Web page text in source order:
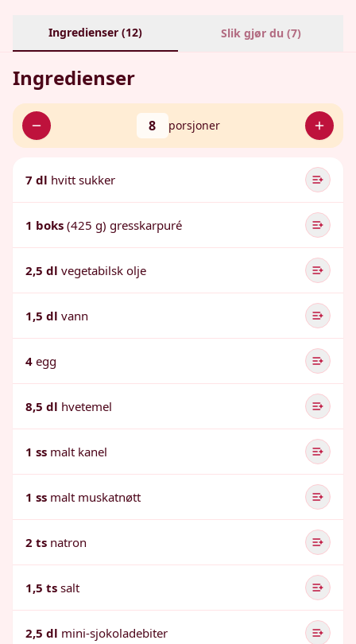
Ingredienser (12) Slik gjør du (7)
Ingredienser
8 porsjoner
7 dl hvitt sukker
1 boks (425 g) gresskarpuré
2,5 dl vegetabilsk olje
1,5 dl vann
4 egg
8,5 dl hvetemel
1 ss malt kanel
1 ss malt muskatnøtt
2 ts natron
1,5 ts salt
2,5 dl mini-sjokoladebiter